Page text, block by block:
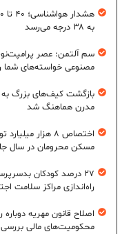
به ۳۸ درجه می‌رسد
سم آلتمن: عصر
مصنوعی خواسته‌های شما
بازگشت کیف‌های بزرگ
مدرن هماهنگ شد
اختصاص ۸ هزار
مسکن محرومان در سال
۲۷ درصد کودکان
راه‌اندازی مراکز سلامت
اصلاح قانون مهریه
محکومیت‌های مالی